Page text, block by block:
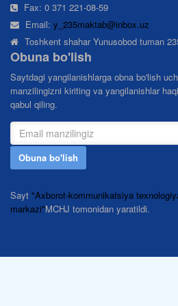
Fax: 0 371 221-08-59
Email:y_235maktab@inbox.uz
Toshkent shahar Yunusobod tuman
Obuna bo'lish
Saytdagi yangilanishlarga obna bo'lish
manzilingizni kiriting va yangilanishlar
qabul qiling.
Obuna bo'lish
Sayt "Axborot-kommunikatsiya
markazi"MCHJ tomonidan yaratildi.